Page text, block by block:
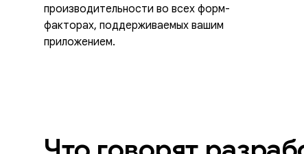
производительности во всех форм-
факторах, поддерживаемых вашим
приложением.